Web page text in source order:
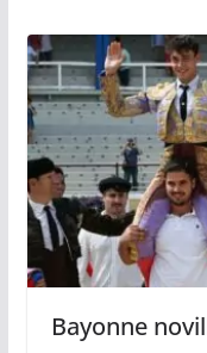
Bayonne